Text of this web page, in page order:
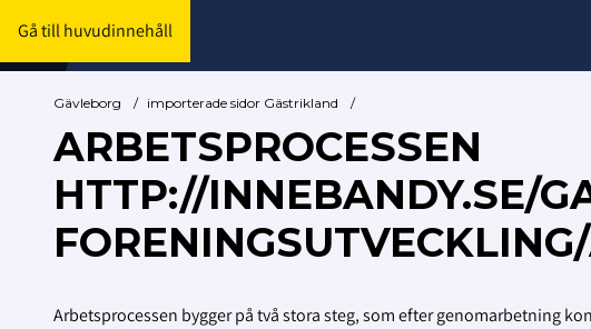
Gå till huvudinnehåll
Gävleborg / importerade sidor Gästrikland /
ARBETSPROCESSEN
HTTP://INNEBANDY.SE/
Arbetsprocessen bygger på två stora steg, som efter genomarbetning